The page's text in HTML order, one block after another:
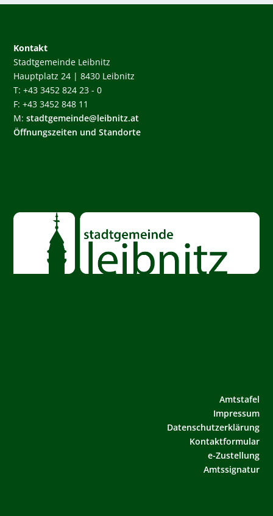
Kontakt
Stadtgemeinde Leibnitz
Hauptplatz 24 | 8430 Leibnitz
T: +43 3452 824 23 - 0
F: +43 3452 848 11
M:stadtgemeinde@leibnitz.at
Öffnungszeiten und Standorte
Amtstafel
Impressum
Datenschutzerklärung
Kontaktformular
e-Zustellung
Amtssignatur